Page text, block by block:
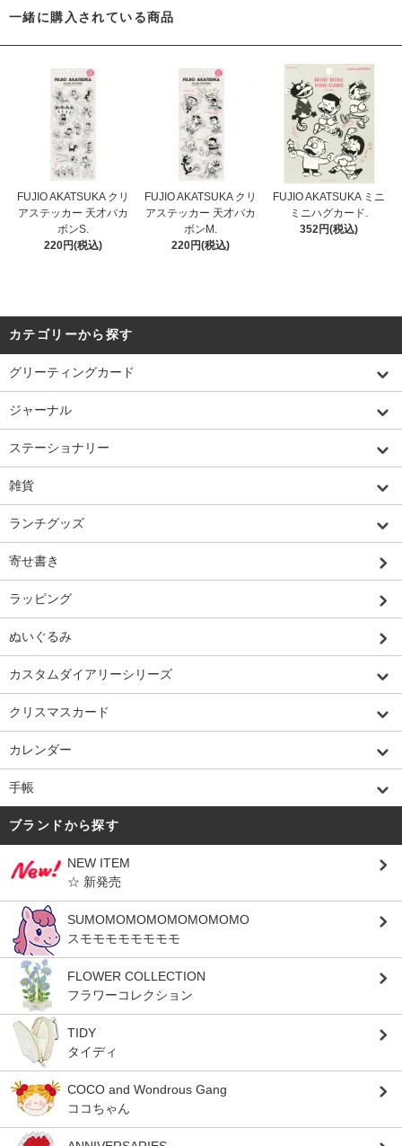
一緒に購入されている商品
FUJIO AKATSUKA クリ
アステッカー 天才バカ
ボンS.
220円(税込)
FUJIO AKATSUKA クリ
アステッカー 天才バカ
ボンM.
220円(税込)
FUJIO AKATSUKA ミニ
ミニハグカード.
352円(税込)
カテゴリーから探す
グリーティングカード
ジャーナル
ステーショナリー
雑貨
ランチグッズ
寄せ書き
ラッピング
ぬいぐるみ
カスタムダイアリーシリーズ
クリスマスカード
カレンダー
手帳
ブランドから探す
NEW ITEM
☆ 新発売
SUMOMOMOMOMOMOMOMO
スモモモモモモモモ
FLOWER COLLECTION
フラワーコレクション
TIDY
タイディ
COCO and Wondrous Gang
ココちゃん